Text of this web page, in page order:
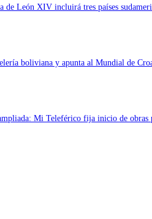
de León XIV incluirá tres países
boliviana y apunta al Mundial de
Mi Teleférico fija inicio de obras